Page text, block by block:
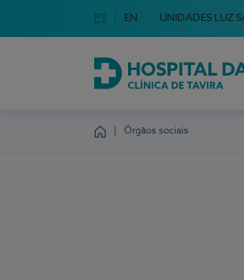
Escolha o seu idioma
Idioma em Português
PT English Language
EN UNIDADES LUZ
Hospital da Luz Clínica
Órgãos sociais